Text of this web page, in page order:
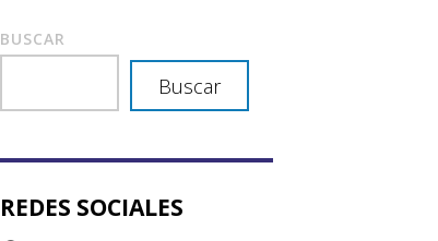
BUSCAR
Buscar
REDES SOCIALES